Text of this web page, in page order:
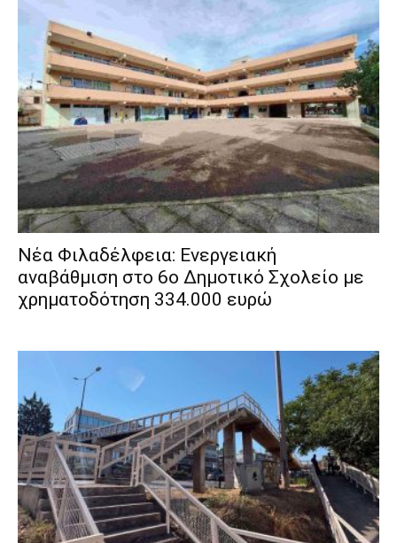
Νέα Φιλαδέλφεια: Ενεργειακή
αναβάθμιση στο 6ο Δημοτικό Σχολείο με
χρηματοδότηση 334.000 ευρώ